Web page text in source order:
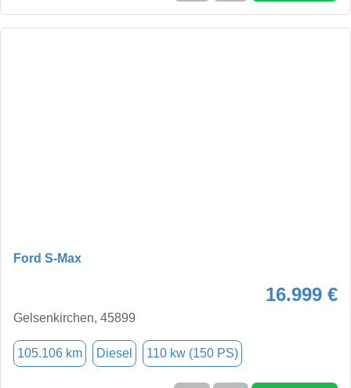
Ford S-Max
16.999 €
Gelsenkirchen, 45899
105.106 km Diesel 110 kw (150 PS)